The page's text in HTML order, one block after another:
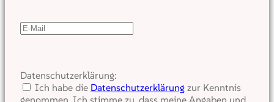
Datenschutzerklärung:
Ich habe die Datenschutzerklärung zur Kenntnis
genommen. Ich stimme zu, dass meine Angaben und